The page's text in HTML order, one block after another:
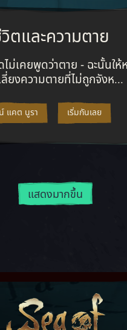
ไหนก็ได้ ออกสำรวจเส้นทางม
ตและความตาย
ไม่เคยพูดว่าตาย - ฉะนั้นให้
ลี่ยงความตายที่ไม่ถูกจังห...
โจรสลัดไม่เคยพูด
แคต นูรา เริ่มกันเลย
แสดงมากขึ้น